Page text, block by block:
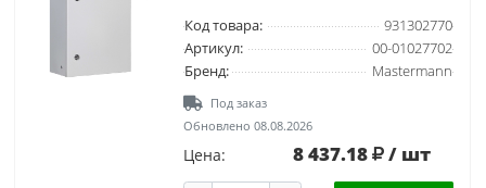
Код товара:
931302770
Артикул:
00-01027702
Бренд:
Mastermann
Под заказ
Обновлено 08.08.2026
Цена: 8 437.18 / шт